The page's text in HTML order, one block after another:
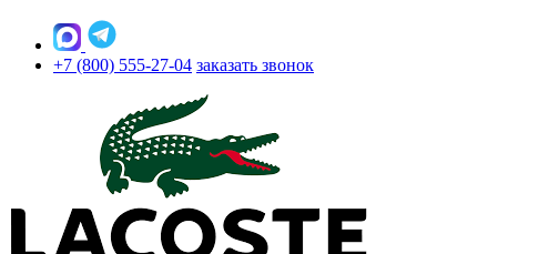
+7 (800) 555-27-04 заказать звонок